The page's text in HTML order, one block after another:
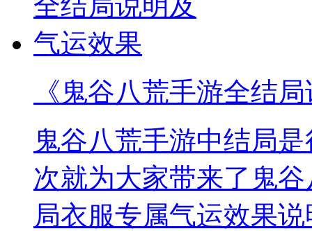
《鬼谷八荒手游全结
鬼谷八荒手游中结局
次就为大家带来了鬼
局衣服专属气运效果